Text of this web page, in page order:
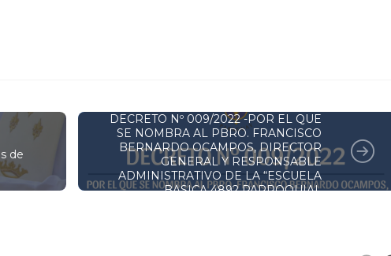
de
DECRETO Nº 009/2022 -POR EL QUE
SE NOMBRA AL PBRO. FRANCISCO
BERNARDO OCAMPOS, DIRECTOR
GENERAL Y RESPONSABLE
ADMINISTRATIVO DE LA “ESCUELA
BASICA 4892 PARROQUIAL